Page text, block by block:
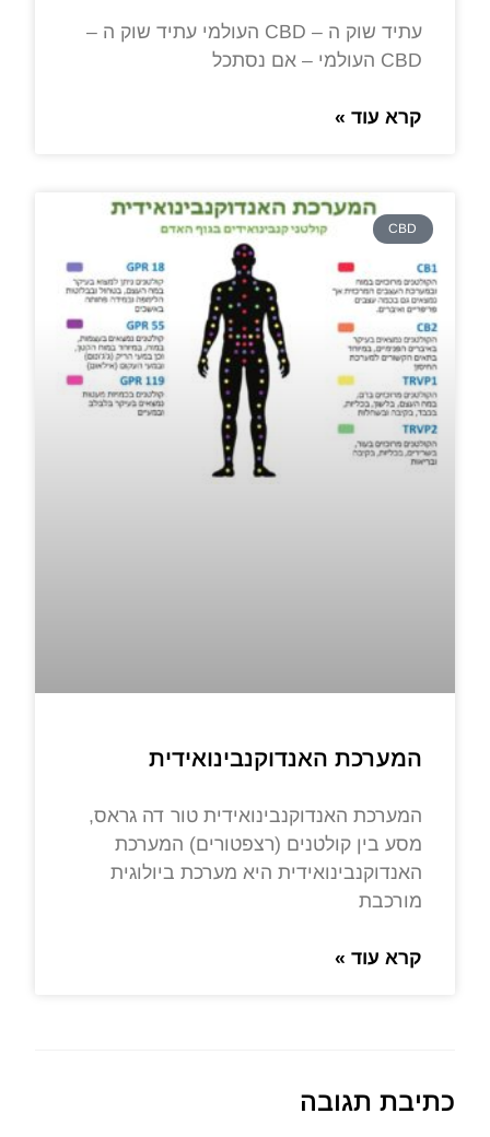
עתיד שוק ה – CBD העולמי עתיד שוק ה –
CBD העולמי – אם נסתכל
קרא עוד »
CBD
המערכת האנדוקנבינואידית
המערכת האנדוקנבינואידית טור דה גראס,
מסע בין קולטנים (רצפטורים) המערכת
האנדוקנבינואידית היא מערכת ביולוגית
מורכבת
קרא עוד »
כתיבת תגובה